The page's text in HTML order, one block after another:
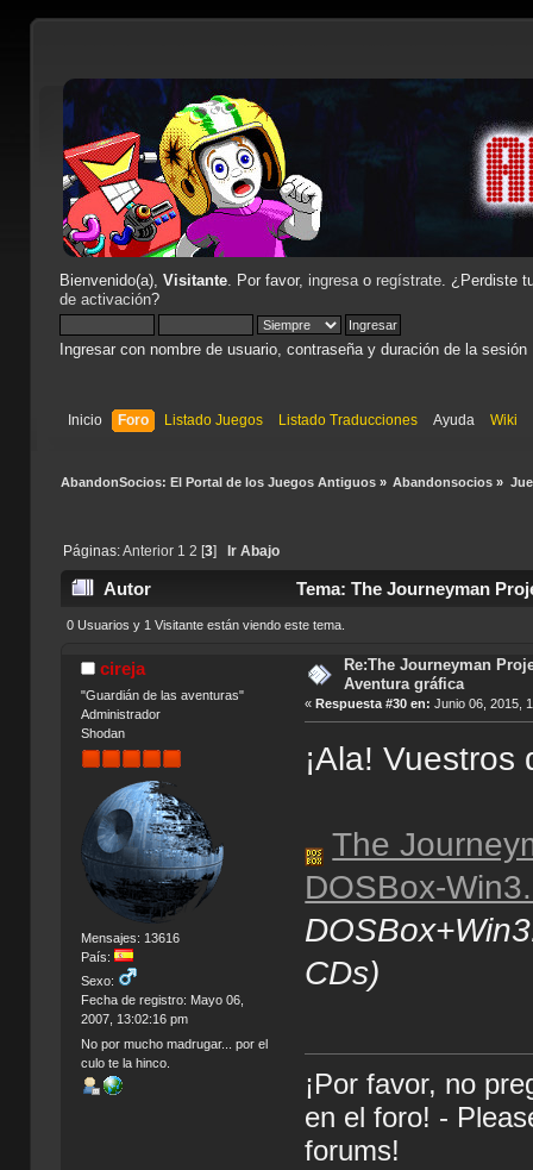
Bienvenido(a), Visitante. Por favor, ingresao regístrate. ¿Perdiste
de activación?
Ingresar con nombre de usuario, contraseña y duración de la sesión
Inicio Foro Listado Juegos Listado Traducciones Ayuda Wiki
AbandonSocios: El Portal de los Juegos Antiguos» Abandonsocios »
Páginas:Anterior 1 2 [3] Ir Abajo
Autor Tema: The Journeyman
0 Usuarios y 1 Visitante están viendo este tema.
cireja
"Guardián de las aventuras"
Administrador
Shodan
Mensajes: 13616
País:
Sexo:
Fecha de registro: Mayo 06,
2007, 13:02:16 pm
No por mucho madrugar... por el
culo te la hinco.
Re:The Journeyman
Aventura gráfica
«Respuesta #30 en: Junio 06, 2015,
¡Ala!
The
DOSBox-
CDs)
¡Por favor, no
en el foro! -
forums!